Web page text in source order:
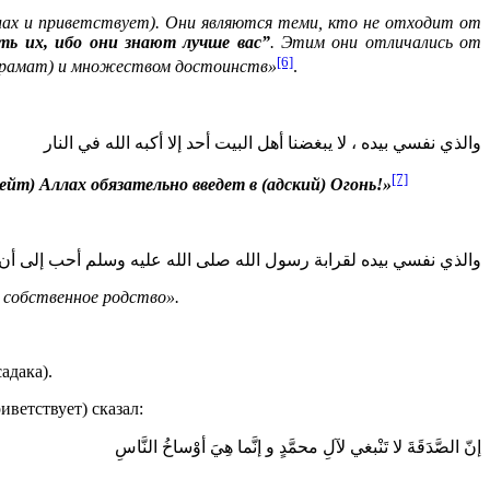
и приветствует). Они являются теми, кто не отходит от
их, ибо они знают лучше вас”. Этим они отличались от
и множеством достоинств»[6].
والذي نفسي بيده ، لا يبغضنا أهل البيت أحد إلا أكبه الله في النار
Аллах обязательно введет в (адский) Огонь!»[7]
والذي نفسي بيده لقرابة رسول الله صلى الله عليه وسلم أحب إلى
родство».
сказал:
إنّ الصَّدَقَةَ لا تَنْبغي لآلِ محمَّدٍ و إنَّما هِيَ أوْساخُ النَّاسِ